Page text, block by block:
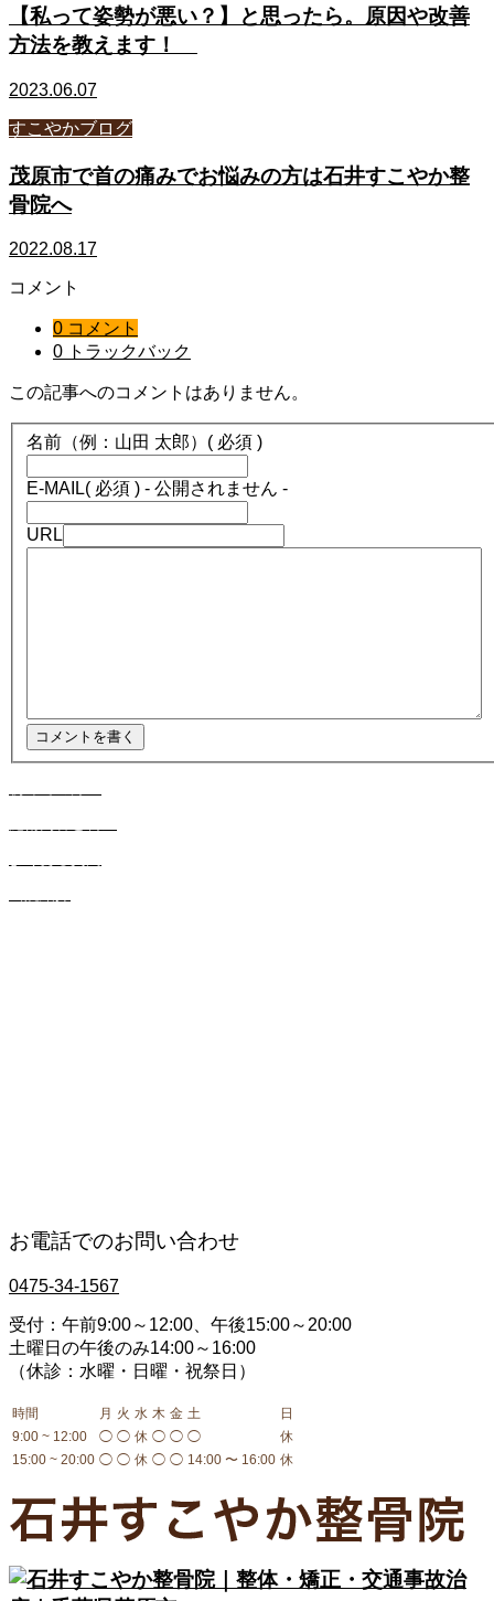
【私って姿勢が悪い？】と思ったら。原因や改善
方法を教えます！
2023.06.07
すこやかブログ
茂原市で首の痛みでお悩みの方は石井すこやか整
骨院へ
2022.08.17
コメント
0 コメント
0 トラックバック
この記事へのコメントはありません。
名前（例：山田 太郎） ( 必須 )
E-MAIL( 必須 ) - 公開されません -
URL
お電話でのお問い合わせ
0475-34-1567
受付：午前9:00～12:00、午後15:00～20:00
土曜日の午後のみ14:00～16:00
（休診：水曜・日曜・祝祭日）
時間 月 火 水 木 金 土
日
9:00 ~ 12:00
◯ ◯ 休 ◯ ◯ ◯
休
15:00 ~ 20:00 ◯ ◯ 休 ◯ ◯ 14:00 〜 16:00 休